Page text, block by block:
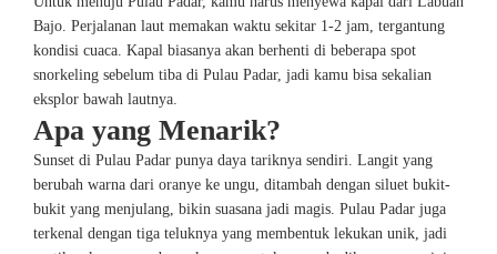
Bajo. Perjalanan laut memakan waktu sekitar 1-2 jam, tergantung
kondisi cuaca. Kapal biasanya akan berhenti di beberapa spot
snorkeling sebelum tiba di Pulau Padar, jadi kamu bisa sekalian
eksplor bawah lautnya.
Apa yang Menarik?
Sunset di Pulau Padar punya daya tariknya sendiri. Langit yang
berubah warna dari oranye ke ungu, ditambah dengan siluet bukit-
bukit yang menjulang, bikin suasana jadi magis. Pulau Padar juga
terkenal dengan tiga teluknya yang membentuk lekukan unik, jadi